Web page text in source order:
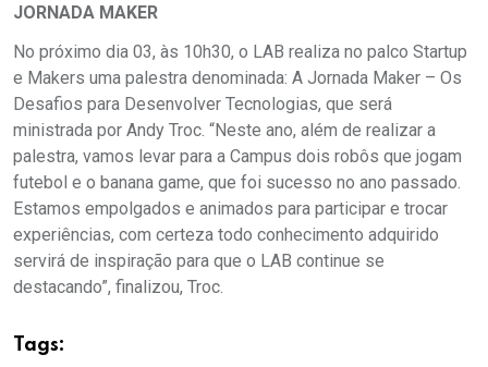
JORNADA MAKER
No próximo dia 03, às 10h30, o LAB realiza no palco Startup
e Makers uma palestra denominada: A Jornada Maker – Os
Desafios para Desenvolver Tecnologias, que será
ministrada por Andy Troc. “Neste ano, além de realizar a
palestra, vamos levar para a Campus dois robôs que jogam
futebol e o banana game, que foi sucesso no ano passado.
Estamos empolgados e animados para participar e trocar
experiências, com certeza todo conhecimento adquirido
servirá de inspiração para que o LAB continue se
destacando”, finalizou, Troc.
Tags: